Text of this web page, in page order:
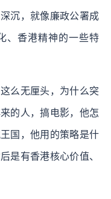
沉，就像廉政公署成
、香港精神的一些特
么无厘头，为什么突
的人，搞电影，他怎
国，他用的策略是什
是有香港核心价值、